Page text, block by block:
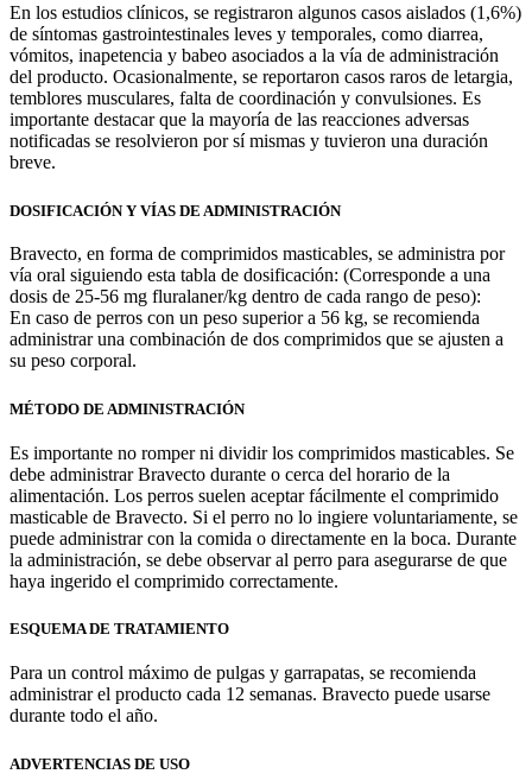
En los estudios clínicos, se registraron algunos casos aislados (1,6%)
de síntomas gastrointestinales leves y temporales, como diarrea,
vómitos, inapetencia y babeo asociados a la vía de administración
del producto. Ocasionalmente, se reportaron casos raros de letargia,
temblores musculares, falta de coordinación y convulsiones. Es
importante destacar que la mayoría de las reacciones adversas
notificadas se resolvieron por sí mismas y tuvieron una duración
breve.
DOSIFICACIÓN Y VÍAS DE ADMINISTRACIÓN
Bravecto, en forma de comprimidos masticables, se administra por
vía oral siguiendo esta tabla de dosificación: (Corresponde a una
dosis de 25-56 mg fluralaner/kg dentro de cada rango de peso):
En caso de perros con un peso superior a 56 kg, se recomienda
administrar una combinación de dos comprimidos que se ajusten a
su peso corporal.
MÉTODO DE ADMINISTRACIÓN
Es importante no romper ni dividir los comprimidos masticables. Se
debe administrar Bravecto durante o cerca del horario de la
alimentación. Los perros suelen aceptar fácilmente el comprimido
masticable de Bravecto. Si el perro no lo ingiere voluntariamente, se
puede administrar con la comida o directamente en la boca. Durante
la administración, se debe observar al perro para asegurarse de que
haya ingerido el comprimido correctamente.
ESQUEMA DE TRATAMIENTO
Para un control máximo de pulgas y garrapatas, se recomienda
administrar el producto cada 12 semanas. Bravecto puede usarse
durante todo el año.
ADVERTENCIAS DE USO